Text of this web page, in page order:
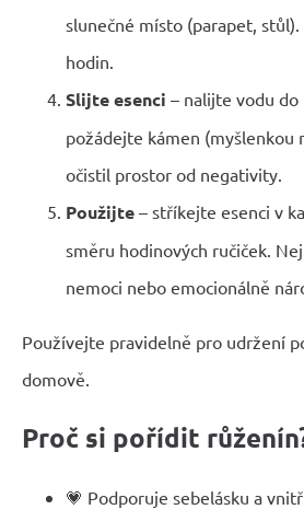
slunečné místo (parapet,
hodin.
Slijte esenci – nalijte vodu do
požádejte kámen (myšlenkou
očistil prostor od negativity.
Použijte – stříkejte esenci v
směru hodinových ručiček.
nemoci nebo emocionálně
Používejte pravidelně pro udržení
domově.
Proč si pořídit
💗 Podporuje sebelásku a